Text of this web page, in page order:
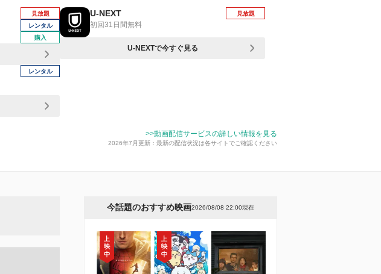
見放題
レンタル
購入
U-NEXT
初回31日間無料
見放題
U-NEXTで今すぐ見る
レンタル
>>動画配信サービスの詳しい情報を見る
2026年7月更新：最新の配信状況は各サイトでご確認ください
今話題のおすすめ映画2026/08/08 22:00現在